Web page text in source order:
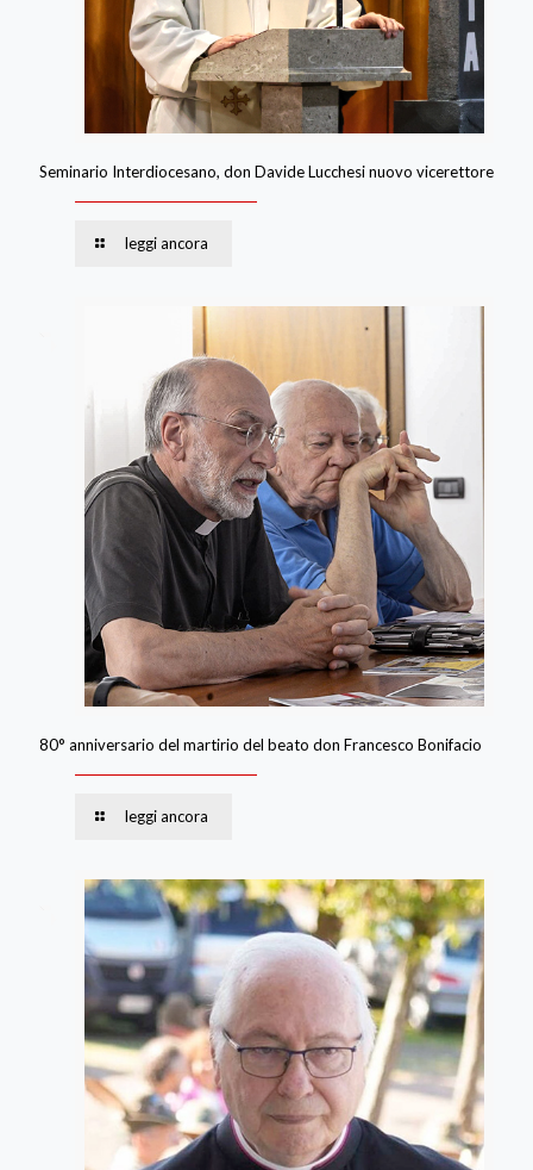
Seminario Interdiocesano, don Davide Lucchesi nuovo vicerettore
leggi ancora
80° anniversario del martirio del beato don Francesco Bonifacio
leggi ancora